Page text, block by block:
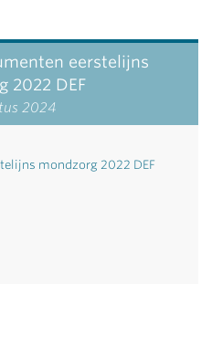
eerstelijns
2022 DEF
2024
mondzorg 2022 DEF